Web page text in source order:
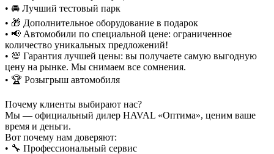
• 🚘 Лучший тестовый парк
• 🎁 Дополнительное оборудование в подарок
• 📢 Автомобили по специальной цене: ограниченное
количество уникальных предложений!
• 💯 Гарантия лучшей цены: вы получаете самую выгодную
цену на рынке. Мы снимаем все сомнения.
• 🏆 Розыгрыш автомобиля
Почему клиенты выбирают нас?
Мы — официальный дилер HAVAL «Оптима», ценим ваше
время и деньги.
Вот почему нам доверяют:
• 🔧 Профессиональный сервис